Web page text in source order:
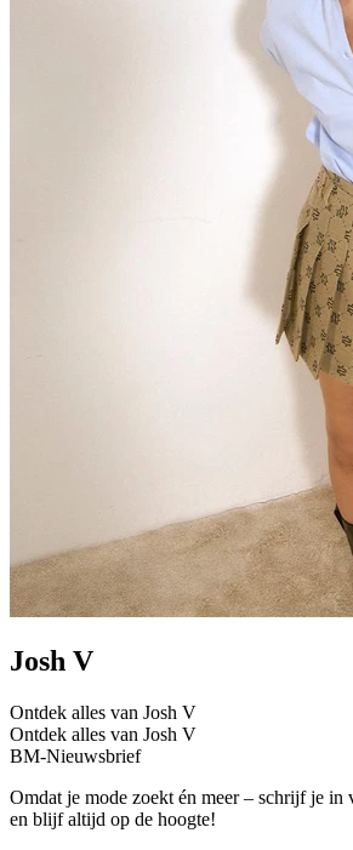
Josh V
Ontdek alles van Josh V
Ontdek alles van Josh V
BM-Nieuwsbrief
Omdat je mode zoekt én meer – schrijf je in
en blijf altijd op de hoogte!